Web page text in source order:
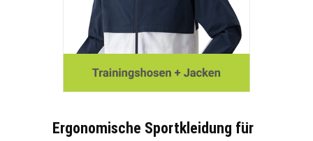
Ergonomische Sportkleidung für